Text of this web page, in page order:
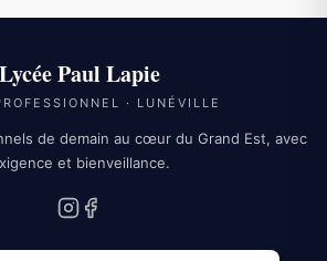
Lycée Paul Lapie
· LUNÉVILLE
de demain au cœur du Grand Est, avec
et bienveillance.
Instagram